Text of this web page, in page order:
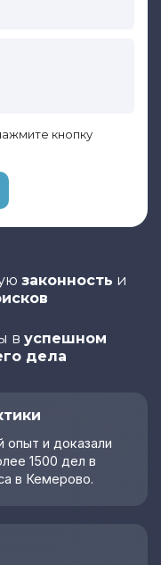
кнопку
законность и
в успешном
дела
опыт и доказали
1500 дел в
в Кемерово.